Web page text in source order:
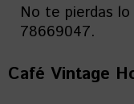
No te pierdas
78669047.
Café Vintage